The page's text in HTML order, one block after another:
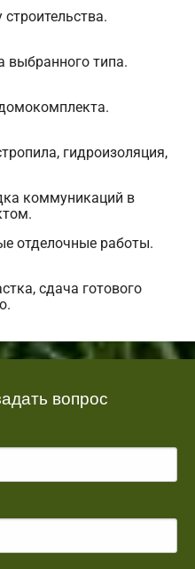
выбранного типа.
гидроизоляция,
коммуникаций в
отделочные работы.
сдача готового
вопрос